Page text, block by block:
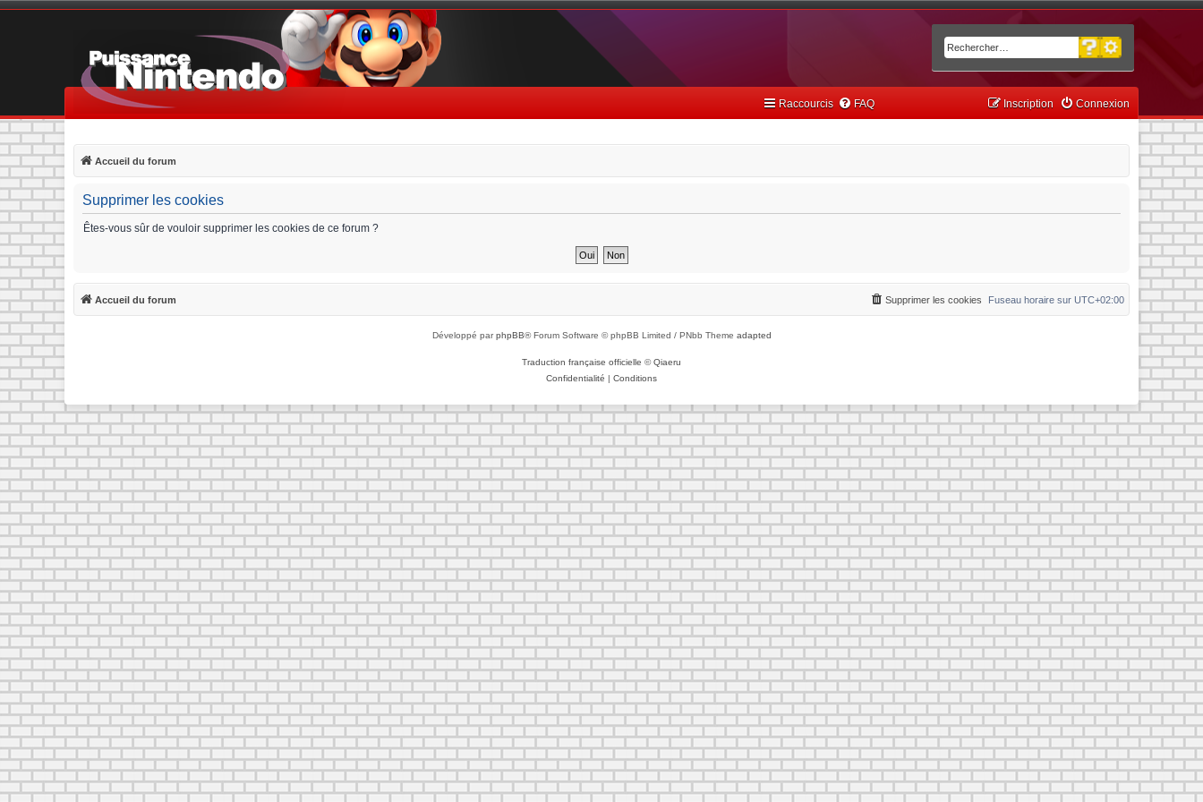
Rechercher
Recherche avancée
Raccourcis FAQ Connexion
Inscription
Accueil du forum
Supprimer les cookies
Êtes-vous sûr de vouloir supprimer les cookies de ce forum ?
Accueil du forum Fuseau horaire sur UTC+02:00
Supprimer les cookies
Développé parphpBB® Forum Software © phpBB Limited / PNbb Theme adapted
Traduction française officielle ©Qiaeru
Confidentialité | Conditions